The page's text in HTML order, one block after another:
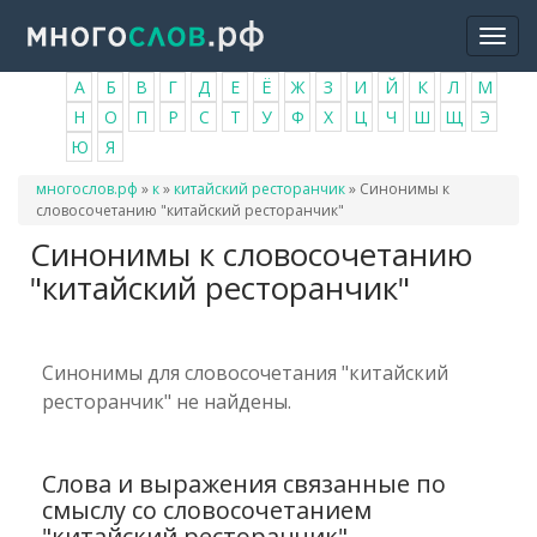
основному
содержанию
А Б В Г Д Е Ё Ж З И Й К Л
М
Н
О П Р С Т У Ф Х Ц Ч Ш Щ
Э
Ю
Я
Вы
здесь
многослов.рф » к» китайский ресторанчик» Синонимы к
словосочетанию "китайский ресторанчик"
Синонимы к словосочетанию
"китайский ресторанчик"
Синонимы для словосочетания "китайский
ресторанчик" не найдены.
Слова и выражения связанные по
смыслу со словосочетанием